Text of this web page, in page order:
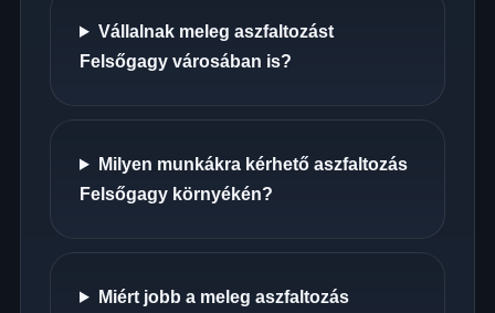
Vállalnak meleg aszfaltozást
Felsőgagy városában is?
Milyen munkákra kérhető aszfaltozás
Felsőgagy környékén?
Miért jobb a meleg aszfaltozás